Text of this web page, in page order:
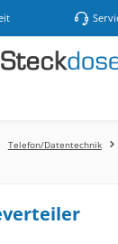
Telefon/Datentechnik